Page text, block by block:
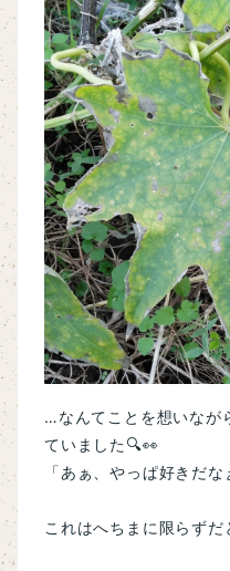
…なんてことを想いなが
ていました🔍👀
「あぁ、やっぱ好きだ
これはへちまに限らず